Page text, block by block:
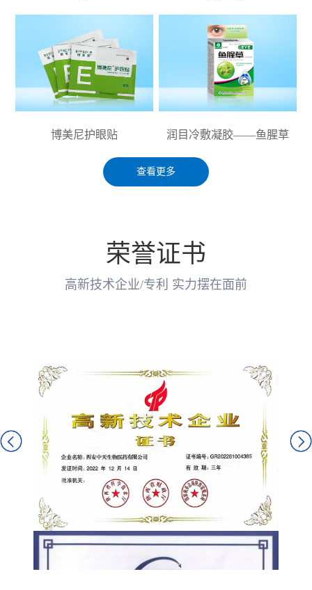
博美尼护眼贴 润目冷敷凝胶——鱼腥草
查看更多
荣誉证书
高新技术企业/专利 实力摆在面前